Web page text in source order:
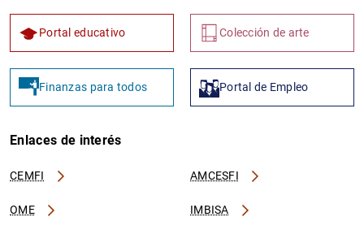
Portal educativo Colección de arte
Finanzas para todos Portal de Empleo
Enlaces de interés
CEMFI AMCESFI
OME IMBISA